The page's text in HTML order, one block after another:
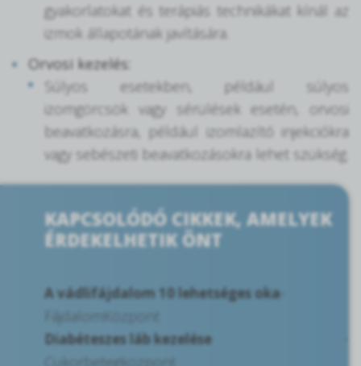
gyakorlatokat és terápiás technikákat kínál az
izmok állapotának javítására.
Orvosi kezelés:
Súlyos esetekben, például súlyos
izomgörcsök vagy sérülések esetén, orvosi
beavatkozásra, például izomlazító injekciókra
vagy sebészeti beavatkozásokra lehet szükség.
KAPCSOLÓDÓ CIKKEK, AMELYEK
ÉRDEKELHETIK ÖNT
A vádlifájdalom 10 lehetséges oka
FájdalomKözpont
Diabéteszes láb kezelése